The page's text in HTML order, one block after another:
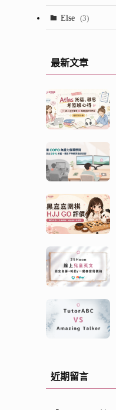
(21)
Else (3)
最新文章
近期留言